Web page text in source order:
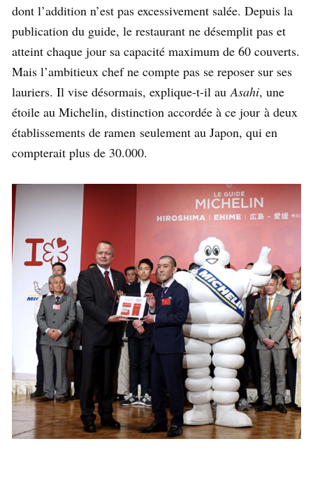
dont l’addition n’est pas excessivement salée. Depuis la
publication du guide, le restaurant ne désemplit pas et
atteint chaque jour sa capacité maximum de 60 couverts.
Mais l’ambitieux chef ne compte pas se reposer sur ses
lauriers. Il vise désormais, explique-t-il auAsahi, une
étoile au Michelin, distinction accordée à ce jour à deux
établissements de ramen seulement au Japon, qui en
compterait plus de 30.000.